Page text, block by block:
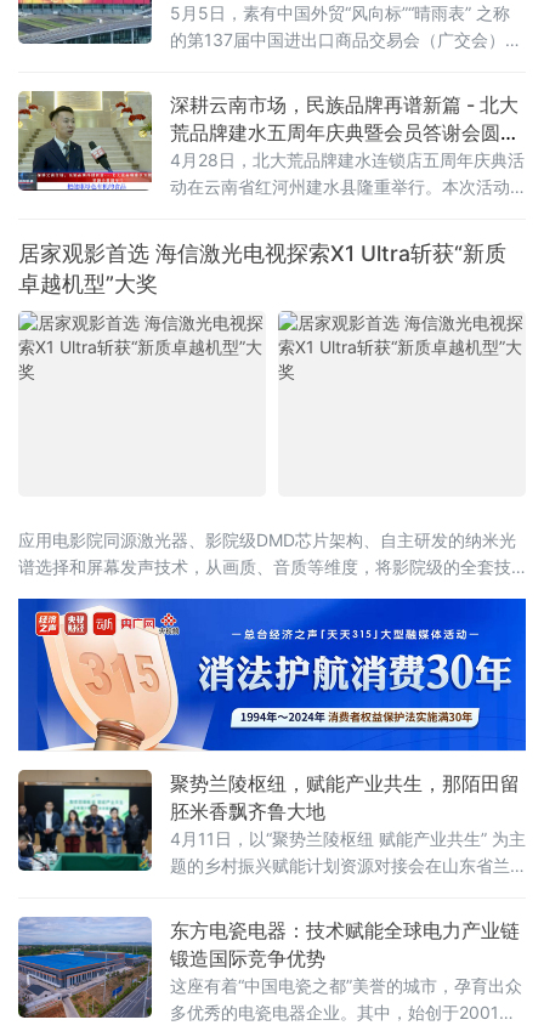
产，是中国首个以茶文化为核心的农业文化遗
产。
5月5日，素有中国外贸“风向标”“晴雨表” 之称
的第137届中国进出口商品交易会（广交会）第
经验丰富的辽宁西柳超鹏服饰携“新科技”产品精
彩亮相，在这场国际贸易盛宴中展现出了“海城
质造”的独特魅力。
深耕云南市场，民族品牌再谱新篇 - 北大
荒品牌建水五周年庆典暨会员答谢会圆满
举行​
4月28日，北大荒品牌建水连锁店五周年庆典活
动在云南省红河州建水县隆重举行。本次活动
垦总局负责人、北大荒集团代表、建水地区会
员及消费者代表等200余人，共同见证北大荒品
本次活动是继北大荒品牌在昆明、曲靖、个旧
相继成功举办后的第四次云南省品牌大会。
居家观影首选 海信激光电视探索X1 Ultra斩获“新质
卓越机型”大奖
应用电影院同源激光器、影院级DMD芯片架构、自主研发的纳米光
谱选择和屏幕发声技术，从画质、音质等维度，将影院级的全套技
聚势兰陵枢纽，赋能产业共生，那陌田留
胚米香飘齐鲁大地
4月11日，以“聚势兰陵枢纽 赋能产业共生” 为主
题的乡村振兴赋能计划资源对接会在山东省兰
平台搭建等方式，推动乡村振兴事业的发展。
东方电瓷电器：技术赋能全球电力产业链
锻造国际竞争优势
这座有着“中国电瓷之都”美誉的城市，孕育出众
多优秀的电瓷电器企业。其中，始创于2001年